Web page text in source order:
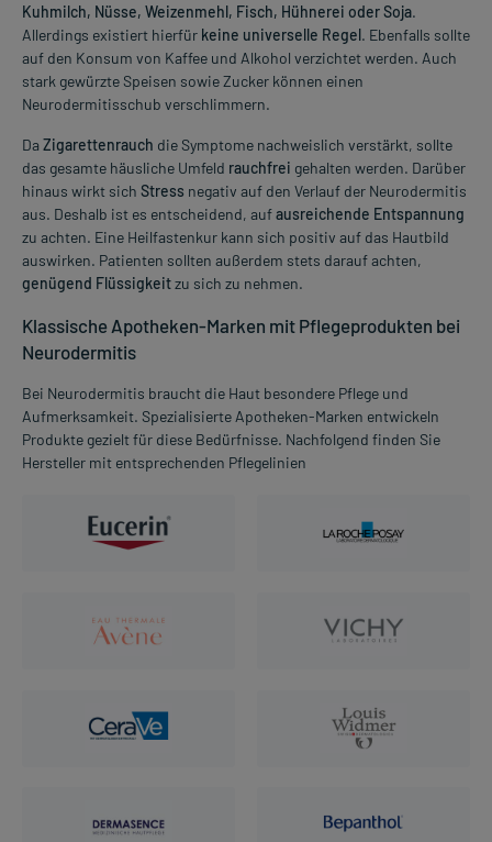
Kuhmilch, Nüsse, Weizenmehl, Fisch, Hühnerei oder Soja.
Allerdings existiert hierfür keine universelle Regel. Ebenfalls sollte
auf den Konsum von Kaffee und Alkohol verzichtet werden. Auch
stark gewürzte Speisen sowie Zucker können einen
Neurodermitisschub verschlimmern.
DaZigarettenrauch die Symptome nachweislich verstärkt, sollte
das gesamte häusliche Umfeld rauchfrei gehalten werden. Darüber
hinaus wirkt sich Stress negativ auf den Verlauf der Neurodermitis
aus. Deshalb ist es entscheidend, aufausreichende Entspannung
zu achten. Eine Heilfastenkur kann sich positiv auf das Hautbild
auswirken. Patienten sollten außerdem stets darauf achten,
genügend Flüssigkeitzu sich zu nehmen.
Klassische Apotheken-Marken mit Pflegeprodukten bei
Neurodermitis
Bei Neurodermitis braucht die Haut besondere Pflege und
Aufmerksamkeit. Spezialisierte Apotheken-Marken entwickeln
Produkte gezielt für diese Bedürfnisse. Nachfolgend finden Sie
Hersteller mit entsprechenden Pflegelinien